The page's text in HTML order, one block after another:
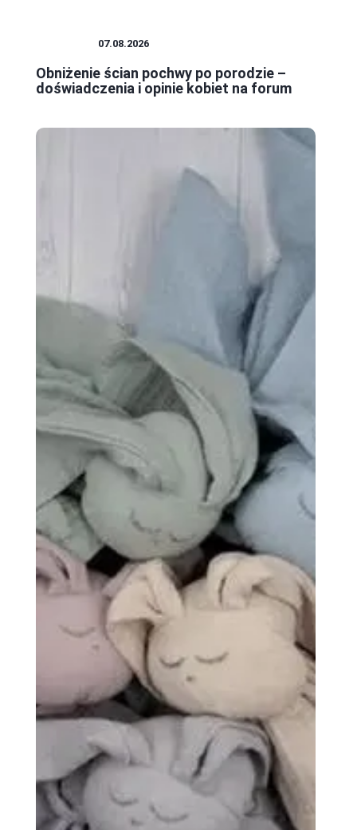
07.08.2026
Obniżenie ścian pochwy po porodzie –
doświadczenia i opinie kobiet na forum